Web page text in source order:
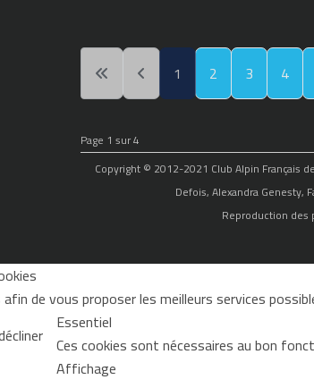
1 2 3 4
Page 1 sur 4
Copyright © 2012-2021 Club Alpin Français
Defois, Alexandra Genesty,
Reproduction des
de vous proposer les meilleurs services
Essentiel
Ces cookies sont nécessaires au bon
Affichage